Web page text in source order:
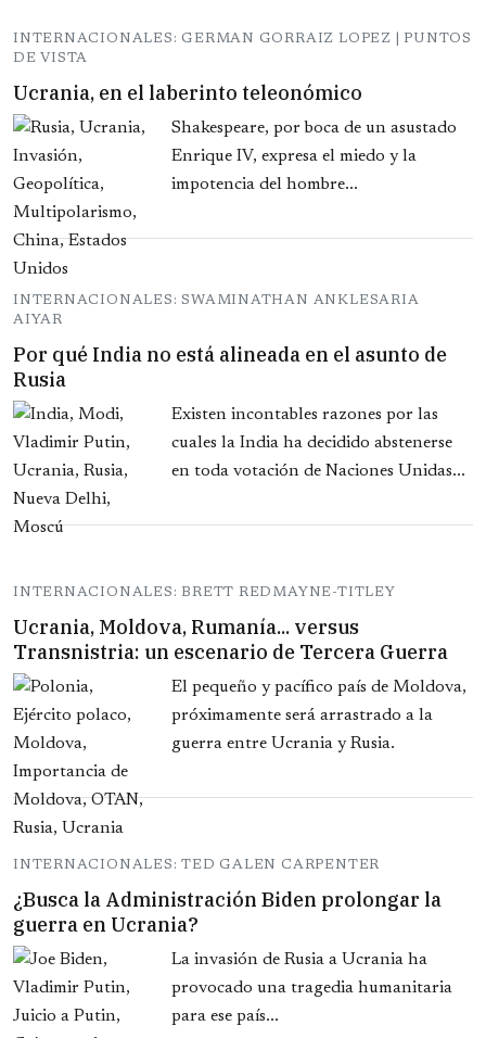
INTERNACIONALES: GERMAN GORRAIZ LOPEZ | PUNTOS
DE VISTA
Ucrania, en el laberinto teleonómico
Shakespeare, por boca de un asustado
Enrique IV, expresa el miedo y la
impotencia del hombre...
INTERNACIONALES: SWAMINATHAN ANKLESARIA
AIYAR
Por qué India no está alineada en el asunto de
Rusia
Existen incontables razones por las
cuales la India ha decidido abstenerse
en toda votación de Naciones Unidas...
INTERNACIONALES: BRETT REDMAYNE-TITLEY
Ucrania, Moldova, Rumanía... versus
Transnistria: un escenario de Tercera Guerra
El pequeño y pacífico país de Moldova,
próximamente será arrastrado a la
guerra entre Ucrania y Rusia.
INTERNACIONALES: TED GALEN CARPENTER
¿Busca la Administración Biden prolongar la
guerra en Ucrania?
La invasión de Rusia a Ucrania ha
provocado una tragedia humanitaria
para ese país...